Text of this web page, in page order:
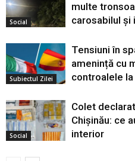
Social
multe
carosabilul
Subiectul Zilei
Tensiuni în
amenință cu
controalele
Social
Colet
Chișinău: ce
interior